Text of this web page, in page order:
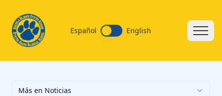
Español English
Más en Noticias